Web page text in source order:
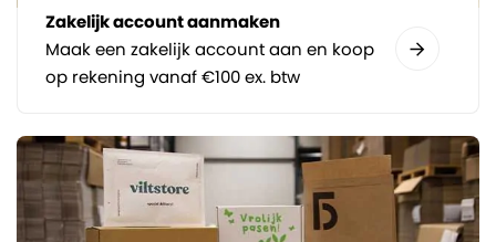
Zakelijk account aanmaken
Maak een zakelijk account aan en koop
op rekening vanaf €100 ex. btw